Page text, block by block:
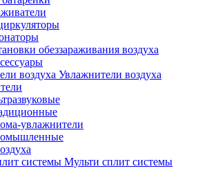
обеззараживания воздуха
Увлажнители воздуха
увлажнители
Мульти сплит системы